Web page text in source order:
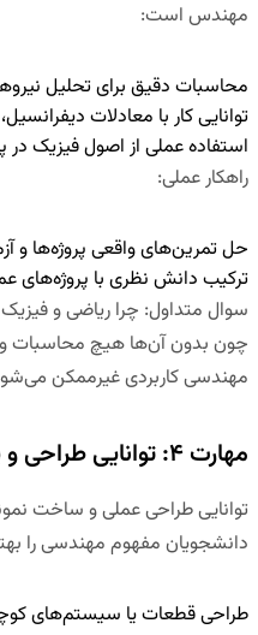
مهندس است:
محاسبات دقیق برای تحلیل
توانایی کار با معادلات
استفاده عملی از اصول فیزیک در
راهکار عملی:
حل تمرین‌های واقعی پروژه‌ها و
ترکیب دانش نظری با پروژه‌های
سوال متداول: چرا ریاضی و
چون بدون آن‌ها هیچ محاسبات
مهندسی کاربردی غیرممکن
مهارت ۴: توانایی طراحی و پروتوتایپ
دانشجویان مفهوم مهندسی را
طراحی قطعات یا سیستم‌های